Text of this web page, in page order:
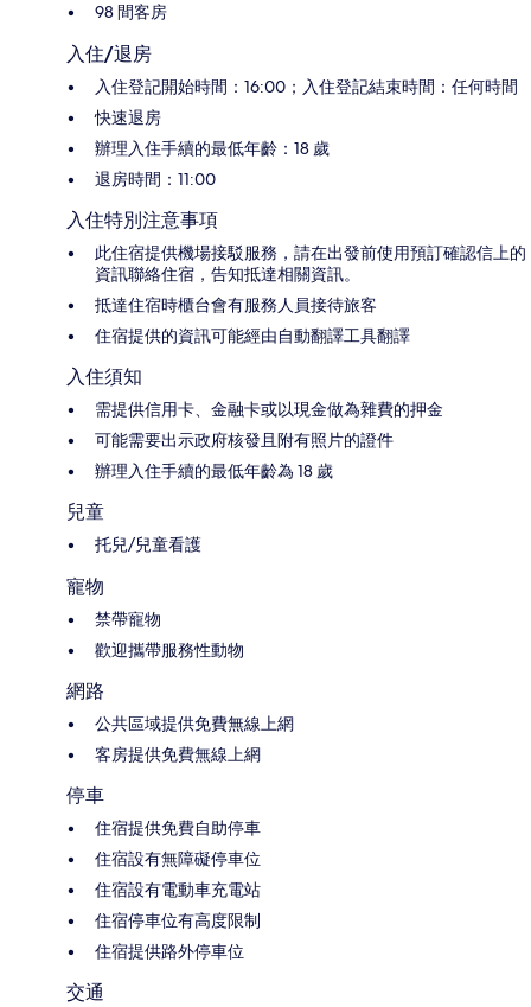
98 間客房
入住/退房
入住登記開始時間：16:00；入住登記結束時間：任何時間
快速退房
辦理入住手續的最低年齡：18 歲
退房時間：11:00
入住特別注意事項
此住宿提供機場接駁服務，請在出發前使用預訂確認信上的
資訊聯絡住宿，告知抵達相關資訊。
抵達住宿時櫃台會有服務人員接待旅客
住宿提供的資訊可能經由自動翻譯工具翻譯
入住須知
需提供信用卡、金融卡或以現金做為雜費的押金
可能需要出示政府核發且附有照片的證件
辦理入住手續的最低年齡為 18 歲
兒童
托兒/兒童看護
寵物
禁帶寵物
歡迎攜帶服務性動物
網路
公共區域提供免費無線上網
客房提供免費無線上網
停車
住宿提供免費自助停車
住宿設有無障礙停車位
住宿設有電動車充電站
住宿停車位有高度限制
住宿提供路外停車位
交通